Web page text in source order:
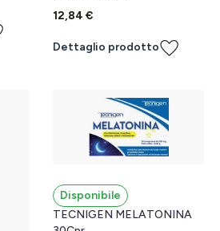
12,84 €
Dettaglio prodotto
Disponibile
TECNIGEN MELATONINA